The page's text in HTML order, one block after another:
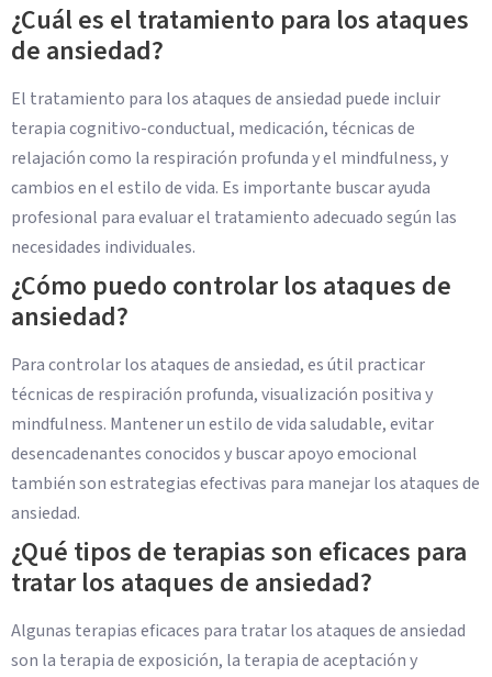
¿Cuál es el tratamiento para los ataques
de ansiedad?
El tratamiento para los ataques de ansiedad puede incluir
terapia cognitivo-conductual, medicación, técnicas de
relajación como la respiración profunda y el mindfulness, y
cambios en el estilo de vida. Es importante buscar ayuda
profesional para evaluar el tratamiento adecuado según las
necesidades individuales.
¿Cómo puedo controlar los ataques de
ansiedad?
Para controlar los ataques de ansiedad, es útil practicar
técnicas de respiración profunda, visualización positiva y
mindfulness. Mantener un estilo de vida saludable, evitar
desencadenantes conocidos y buscar apoyo emocional
también son estrategias efectivas para manejar los ataques de
ansiedad.
¿Qué tipos de terapias son eficaces para
tratar los ataques de ansiedad?
Algunas terapias eficaces para tratar los ataques de ansiedad
son la terapia de exposición, la terapia de aceptación y